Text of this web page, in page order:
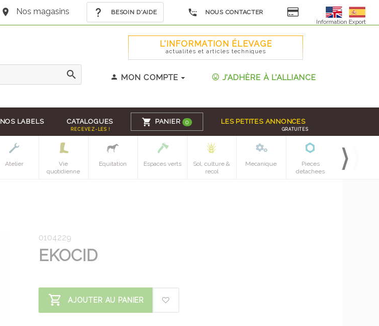
Nos magasins BESOIN D'AIDE
NOUS CONTACTER
Information Export
L'INFORMATION ÉLEVAGE
actualités et articles techniques
MON COMPTE J'ADHÈRE À L'ALLIANCE
NOS LABELS CATALOGUES
RECEVEZ-LES !
PANIER 0 LES PETITES ANNONCES
GRATUITES
Atelier
Vie
quotidienne
Equitation Espaces verts
Sol, culture &
recol
Mecanique
Pieces
detachees
0104229
EKOCID
AJOUTER AU PANIER